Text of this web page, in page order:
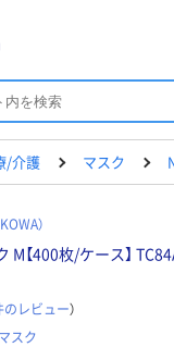
/介護 マスク
）
M【400枚/ケース】
のレビュー）
スク